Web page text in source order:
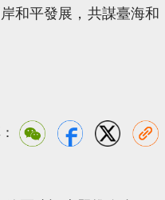
和平發展，共謀臺海和